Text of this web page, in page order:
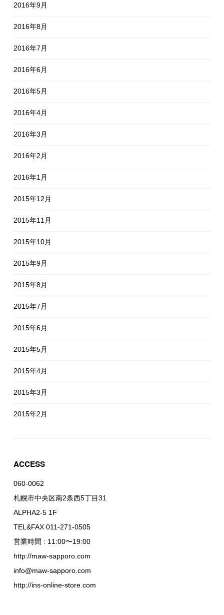
2016年9月
2016年8月
2016年7月
2016年6月
2016年5月
2016年4月
2016年3月
2016年2月
2016年1月
2015年12月
2015年11月
2015年10月
2015年9月
2015年8月
2015年7月
2015年6月
2015年5月
2015年4月
2015年3月
2015年2月
ACCESS
060-0062
札幌市中央区南2条西5丁目31
ALPHA2-5 1F
TEL&FAX 011-271-0505
営業時間 : 11:00〜19:00
http://maw-sapporo.com
info@maw-sapporo.com
http://ins-online-store.com